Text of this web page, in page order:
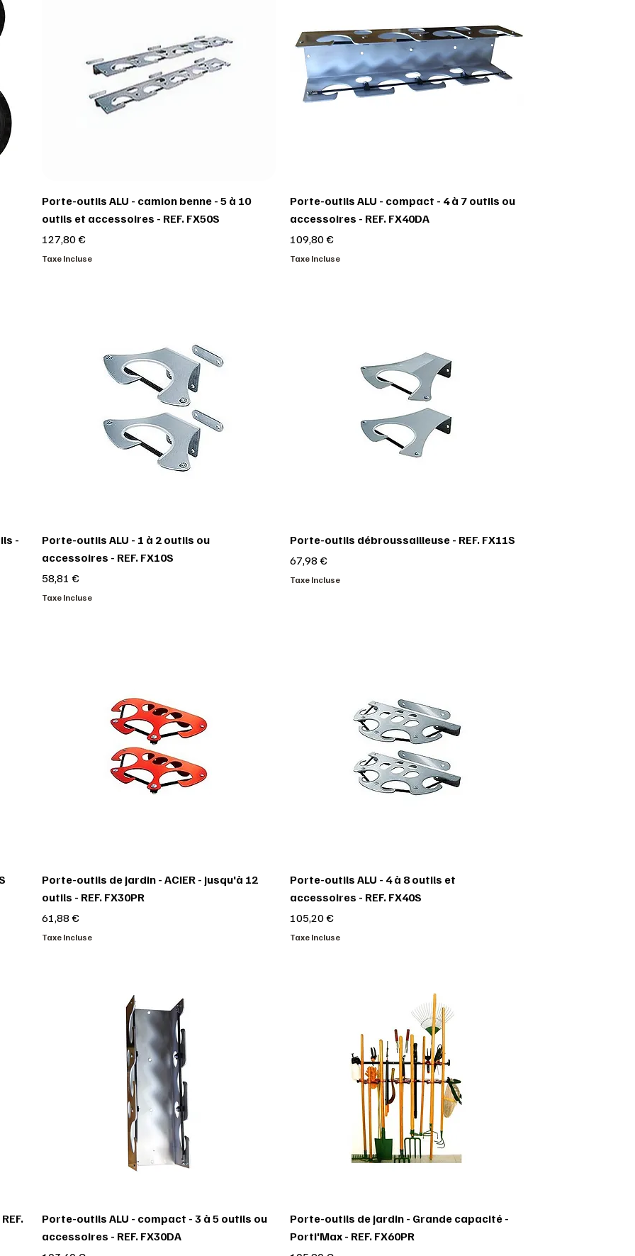
Porte-outils ALU - camion benne - 5 à 10
outils et accessoires - REF. FX50S
Prix
127,80 €
Taxe Incluse
Porte-outils ALU - compact - 4 à 7 outils ou
accessoires - REF. FX40DA
Prix
109,80 €
Taxe Incluse
-
Porte-outils ALU - 1 à 2 outils ou
accessoires - REF. FX10S
Prix
58,81 €
Taxe Incluse
Porte-outils débroussailleuse - REF. FX11S
Prix
67,98 €
Taxe Incluse
Porte-outils de jardin - ACIER - jusqu'à 12
outils - REF. FX30PR
Prix
61,88 €
Taxe Incluse
Porte-outils ALU - 4 à 8 outils et
accessoires - REF. FX40S
Prix
105,20 €
Taxe Incluse
Porte-outils ALU - compact - 3 à 5 outils ou
accessoires - REF. FX30DA
Porte-outils de jardin - Grande capacité -
Porti'Max - REF. FX60PR